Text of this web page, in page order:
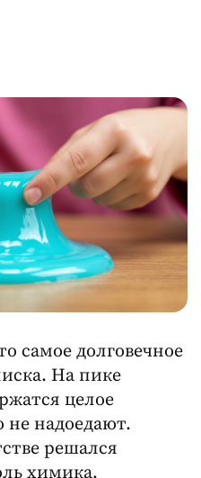
самое долговечное
На пике
целое
не надоедают.
решался
химика,